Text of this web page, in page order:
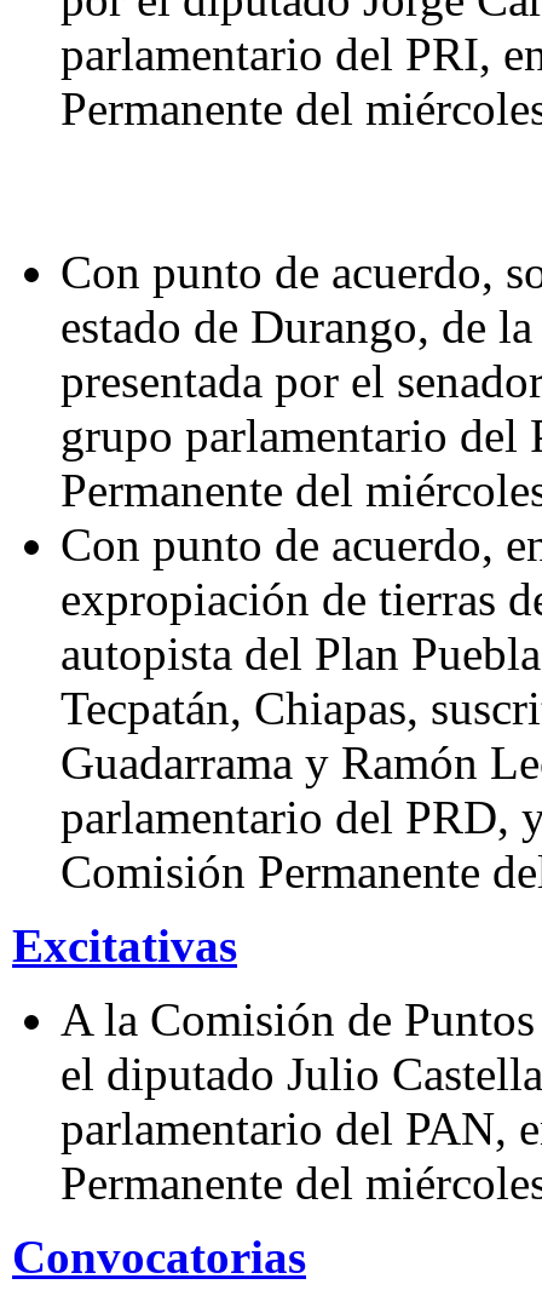
parlamentario del PRI,
Permanente del
Con punto de acuerdo,
estado de Durango, de
presentada por el
grupo parlamentario del
Permanente del
Con punto de acuerdo,
expropiación de tierras
autopista del Plan
Tecpatán, Chiapas,
Guadarrama y Ramón
parlamentario del PRD,
Comisión Permanente
Excitativas
A la Comisión de
el diputado Julio
parlamentario del PAN,
Permanente del
Convocatorias